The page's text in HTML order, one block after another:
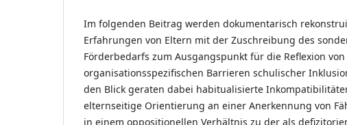
Im folgenden Beitrag werden dokumentarisch
Erfahrungen von Eltern mit der Zuschreibung des
Förderbedarfs zum Ausgangspunkt für die Reflexion von
organisationsspezifischen Barrieren schulischer
den Blick geraten dabei habitualisierte
elternseitige Orientierung an einer Anerkennung von
in einem oppositionellen Verhältnis zu der als